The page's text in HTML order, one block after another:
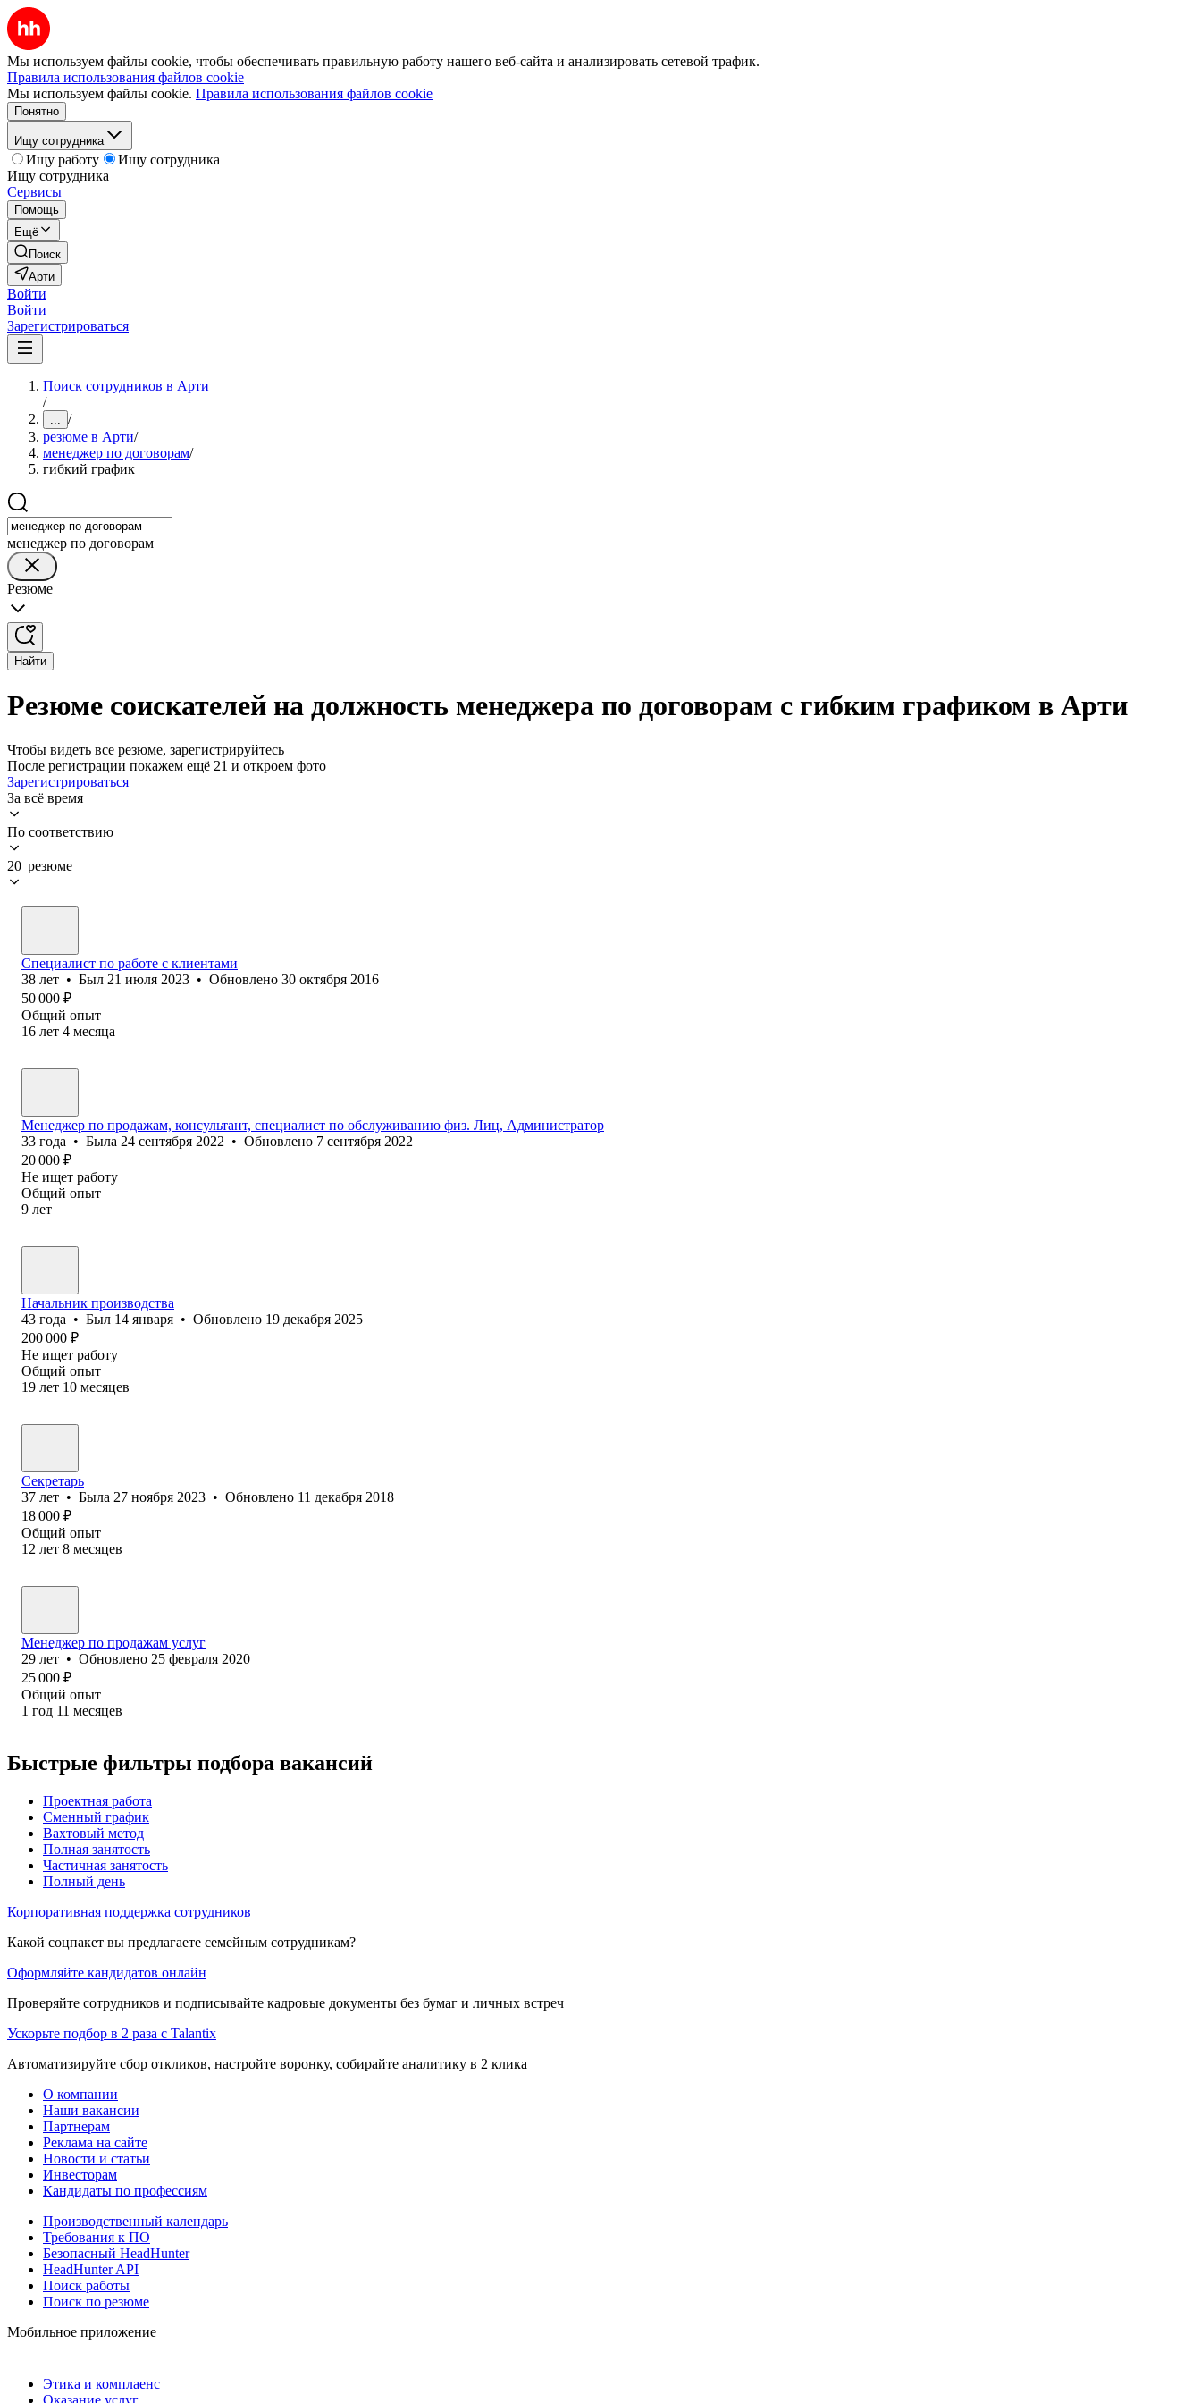
Мы используем файлы cookie, чтобы обеспечивать правильную работу нашего веб-сайта и анализировать сетевой трафик.
Правила использования файлов cookie
Мы используем файлы cookie. Правила использования файлов cookie
Понятно
Ищу сотрудника
Ищу работу
Ищу сотрудника
Ищу сотрудника
Сервисы
Помощь
Ещё
Поиск
Арти
Войти
Войти
Зарегистрироваться
Поиск сотрудников в Арти
/
... /
резюме в Арти/
менеджер по договорам/
гибкий график
менеджер по договорам
Резюме
Найти
Резюме соискателей на должность менеджера по договорам с гибким графиком в Арти
Чтобы видеть все резюме, зарегистрируйтесь
После регистрации покажем ещё 21 и откроем фото
Зарегистрироваться
За всё время
По соответствию
20 резюме
Специалист по работе с клиентами
38 лет • Был 21 июля 2023 • Обновлено 30 октября 2016
50 000 ₽
Общий опыт
16 лет 4 месяца
Менеджер по продажам, консультант, специалист по обслуживанию физ. Лиц, Администратор
33 года • Была 24 сентября 2022 • Обновлено 7 сентября 2022
20 000 ₽
Не ищет работу
Общий опыт
9 лет
Начальник производства
43 года • Был 14 января • Обновлено 19 декабря 2025
200 000 ₽
Не ищет работу
Общий опыт
19 лет 10 месяцев
Секретарь
37 лет • Была 27 ноября 2023 • Обновлено 11 декабря 2018
18 000 ₽
Общий опыт
12 лет 8 месяцев
Менеджер по продажам услуг
29 лет • Обновлено 25 февраля 2020
25 000 ₽
Общий опыт
1 год 11 месяцев
Быстрые фильтры подбора вакансий
Проектная работа
Сменный график
Вахтовый метод
Полная занятость
Частичная занятость
Полный день
Корпоративная поддержка сотрудников
Какой соцпакет вы предлагаете семейным сотрудникам?
Оформляйте кандидатов онлайн
Проверяйте сотрудников и подписывайте кадровые документы без бумаг и личных встреч
Ускорьте подбор в 2 раза с Talantix
Автоматизируйте сбор откликов, настройте воронку, собирайте аналитику в 2 клика
О компании
Наши вакансии
Партнерам
Реклама на сайте
Новости и статьи
Инвесторам
Кандидаты по профессиям
Производственный календарь
Требования к ПО
Безопасный HeadHunter
HeadHunter API
Поиск работы
Поиск по резюме
Мобильное приложение
Этика и комплаенс
Оказание услуг